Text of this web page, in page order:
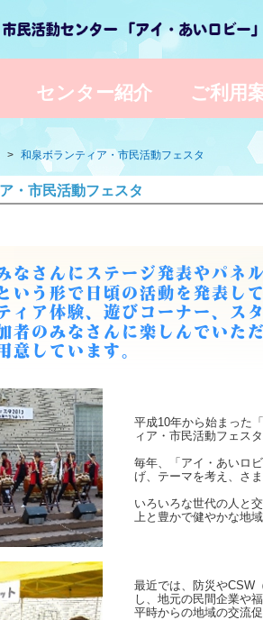
センター紹介 ご利用
> 和泉ボランティア・市民活動フェスタ
・市民活動フェスタ
平成10年から始まった
ィア・市民活動フェス
毎年、「アイ・あいロ
げ、テーマを考え、さ
いろいろな世代の人と
上と豊かで健やかな地
最近では、防災やCSW
し、地元の民間企業や
平時からの地域の交流